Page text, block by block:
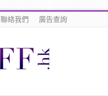
聯絡我們 廣告查詢